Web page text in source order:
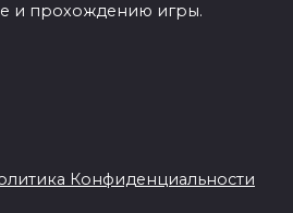
и прохождению игры.
Конфиденциальности